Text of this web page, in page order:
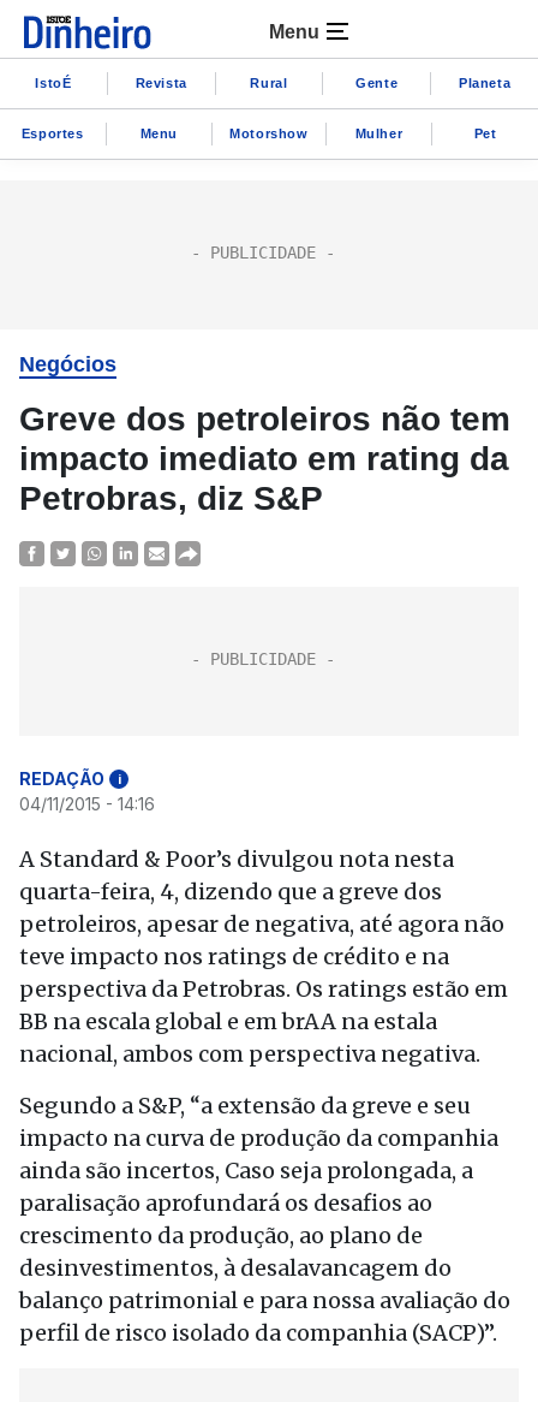
Menu
IstoÉ Revista Rural Gente Planeta
Esportes Menu Motorshow Mulher Pet
Negócios
Greve dos petroleiros não tem
impacto imediato em rating da
Petrobras, diz S&P
REDAÇÃO i
04/11/2015 - 14:16
A Standard & Poor’s divulgou nota nesta
quarta-feira, 4, dizendo que a greve dos
petroleiros, apesar de negativa, até agora não
teve impacto nos ratings de crédito e na
perspectiva da Petrobras. Os ratings estão em
BB na escala global e em brAA na estala
nacional, ambos com perspectiva negativa.
Segundo a S&P, “a extensão da greve e seu
impacto na curva de produção da companhia
ainda são incertos, Caso seja prolongada, a
paralisação aprofundará os desafios ao
crescimento da produção, ao plano de
desinvestimentos, à desalavancagem do
balanço patrimonial e para nossa avaliação do
perfil de risco isolado da companhia (SACP)”.